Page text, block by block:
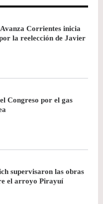
Corrientes inicia
la reelección de Javier
Congreso por el gas
supervisaron las obras
el arroyo Pirayuí